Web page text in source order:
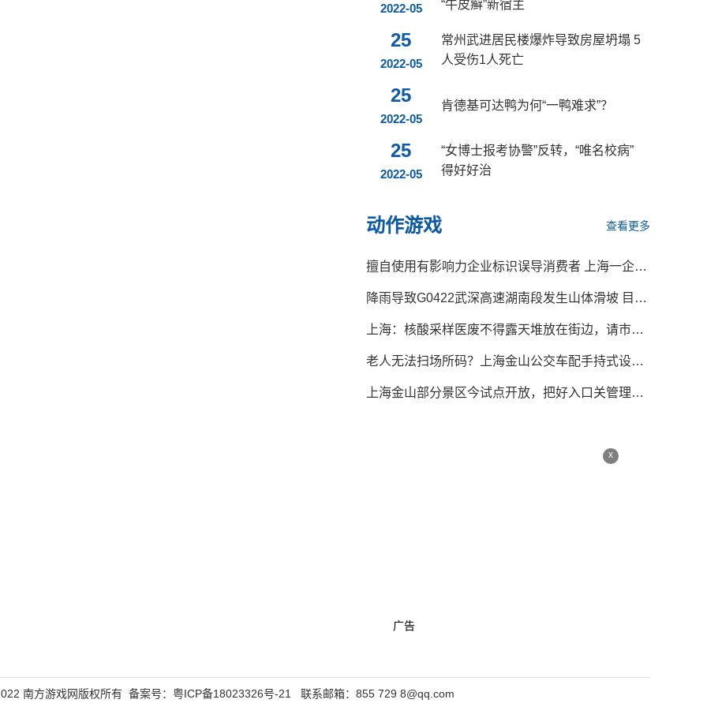
2022-05 “牛皮癣”新宿主
25
2022-05
常州武进居民楼爆炸导致房屋坍塌 5
人受伤1人死亡
25
2022-05
肯德基可达鸭为何“一鸭难求”？
25
2022-05
“女博士报考协警”反转，“唯名校病”
得好好治
动作游戏 查看更多
擅自使用有影响力企业标识误导消费者 上海一企业涉嫌违法被立案调查
降雨导致G0422武深高速湖南段发生山体滑坡 目前正在抢修中
上海：核酸采样医废不得露天堆放在街边，请市民监督
老人无法扫场所码？上海金山公交车配手持式设备刷身份证
上海金山部分景区今试点开放，把好入口关管理关应急关
x
广告
南方游戏网版权所有 备案号： 粤ICP备18023326号-21 联系邮箱：855 729 8@qq.com